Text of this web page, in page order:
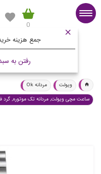
0
جمع هزینه
رفتن به
ساعت مورد
ویولت
مردانه Ok
ساعت مچی ویولت, مردانه تک موتوره,